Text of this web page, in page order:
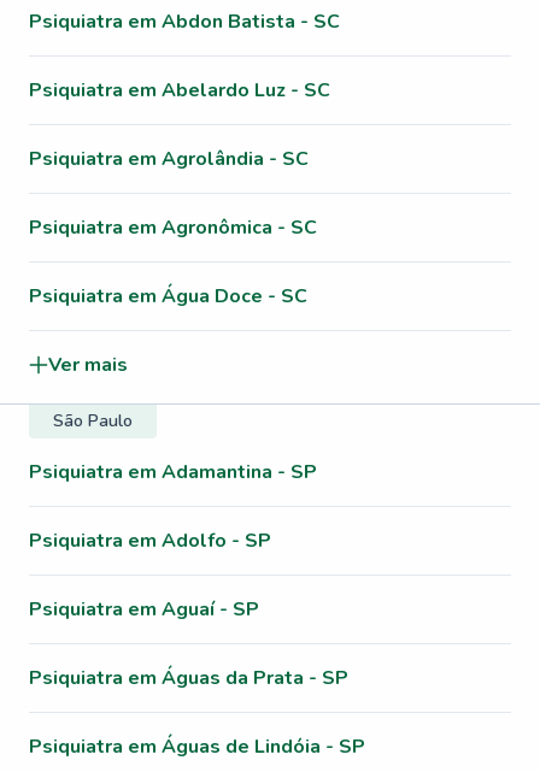
Psiquiatra em Abdon Batista - SC
Psiquiatra em Abelardo Luz - SC
Psiquiatra em Agrolândia - SC
Psiquiatra em Agronômica - SC
Psiquiatra em Água Doce - SC
Ver mais
São Paulo
Psiquiatra em Adamantina - SP
Psiquiatra em Adolfo - SP
Psiquiatra em Aguaí - SP
Psiquiatra em Águas da Prata - SP
Psiquiatra em Águas de Lindóia - SP